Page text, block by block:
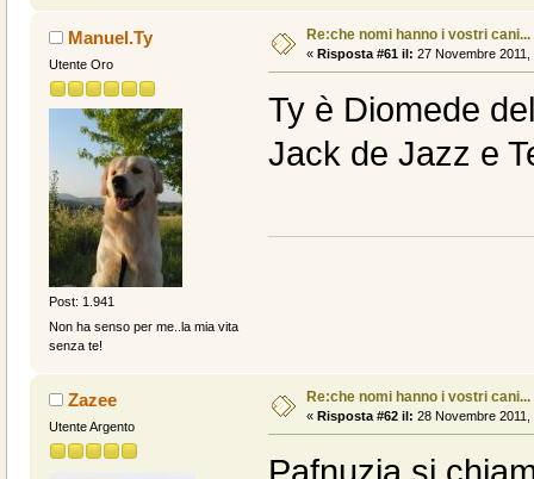
Manuel.Ty
Utente Oro
Post: 1.941
Non ha senso per me..la mia vita
senza te!
Re:che nomi hanno i vostri cani...
« Risposta #61 il: 27 Novembre 2011,
Ty è Diomede
Jack de Jazz e
Zazee
Utente Argento
Re:che nomi hanno i vostri cani...
« Risposta #62 il: 28 Novembre 2011,
Pafnuzia si